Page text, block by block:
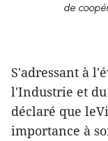
de
S'adressant à
l'Industrie et du
déclaré que
importance à